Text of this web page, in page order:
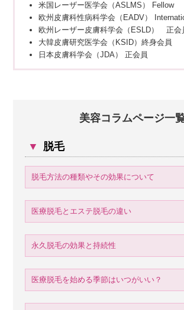
米国レーザー医学会（ASLMS） Fellow
欧州皮膚科性病科学会（EADV）
欧州レーザー皮膚科学会（ESLD） 正会
大韓皮膚研究医学会（KSID）終身会員
日本皮膚科学会（JDA） 正会員
美容コラムページ一
▼ 脱毛
脱毛方法の種類やその効果について
医療脱毛とエステ脱毛の違い
永久脱毛の効果と持続性
医療脱毛を始める季節はいつがいい？